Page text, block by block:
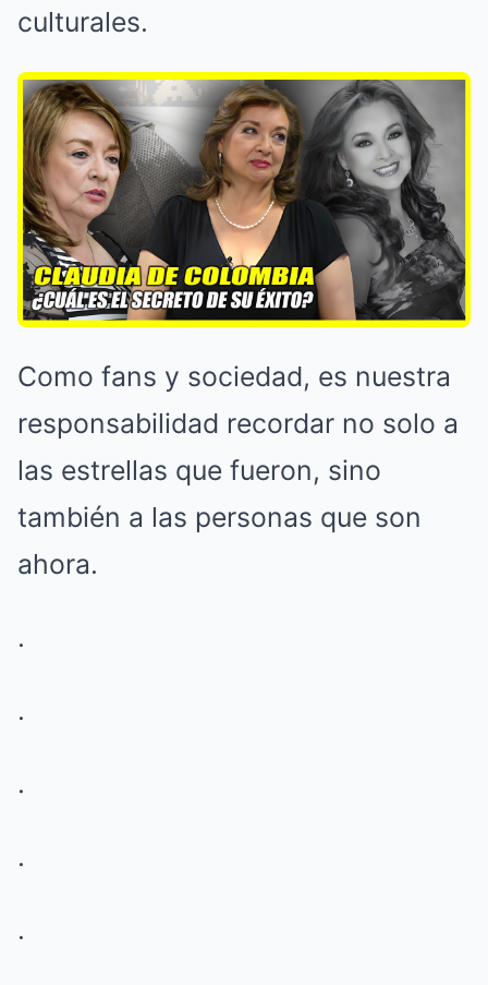
culturales.
Como fans y sociedad, es nuestra
responsabilidad recordar no solo a
las estrellas que fueron, sino
también a las personas que son
ahora.
.
.
.
.
.